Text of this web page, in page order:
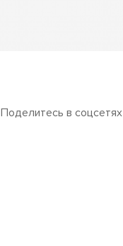
Поделитесь в соцсетях